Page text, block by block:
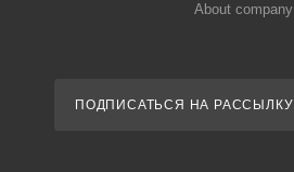
About company
ПОДПИСАТЬСЯ НА РАССЫЛКУ